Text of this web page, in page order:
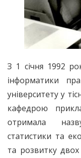
З 1 січня 1992
інформатики
університету у
кафедрою
отримала
статистики та
та розвитку